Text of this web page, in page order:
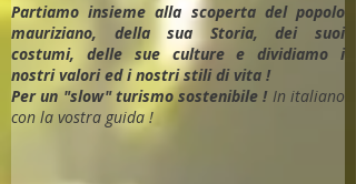
Partiamo insieme alla scoperta del popolo
mauriziano, della sua Storia, dei suoi
costumi, delle sue culture e dividiamo i
nostri valori ed i nostri stili di vita !
Per un "slow" turismo sostenibile ! In italiano
con la vostra guida !